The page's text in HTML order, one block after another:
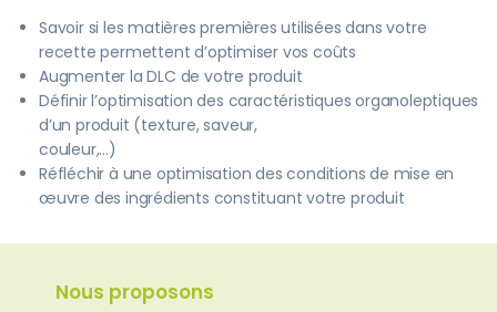
Savoir si les matières premières utilisées dans votre
recette permettent d’optimiser vos coûts
Augmenter la DLC de votre produit
Définir l’optimisation des caractéristiques organoleptiques
d’un produit (texture, saveur,
couleur,…)
Réfléchir à une optimisation des conditions de mise en
œuvre des ingrédients constituant votre produit
Nous proposons